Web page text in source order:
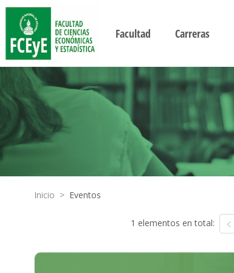
Facultad Carreras
Inicio > Eventos
1 elementos en total: